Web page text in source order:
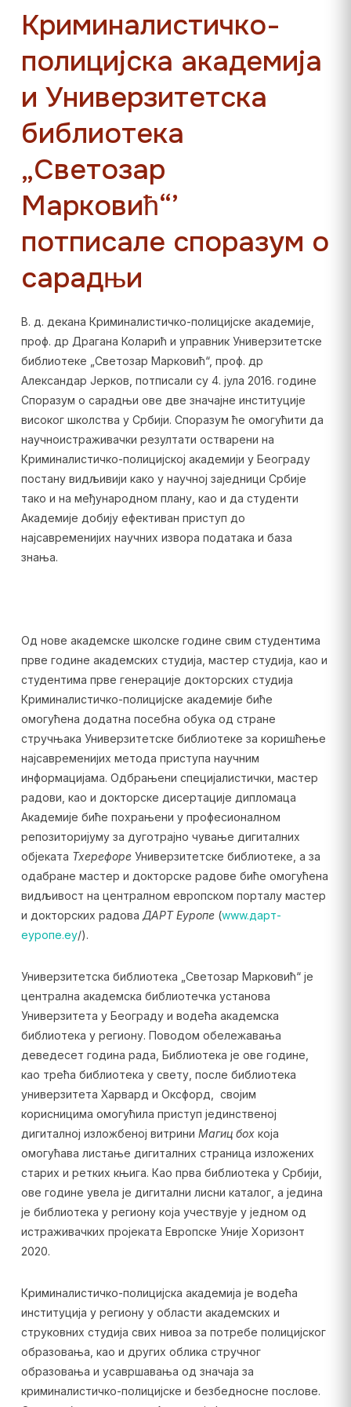
Криминалистичко-
полицијска академија
и Универзитетска
библиотека
„Светозар
Марковић“’
потписале споразум о
сарадњи
В. д. декана Криминалистичко-полицијске академије,
проф. др Драгана Коларић и управник Универзитетске
библиотеке „Светозар Марковић“, проф. др
Александар Јерков, потписали су 4. јула 2016. године
Споразум о сарадњи ове две значајне институције
високог школства у Србији. Споразум ће омогућити да
научноистраживачки резултати остварени на
Криминалистичко-полицијској академији у Београду
постану видљивији како у научној заједници Србије
тако и на међународном плану, као и да студенти
Академије добију ефективан приступ до
најсавременијих научних извора података и база
знања.
Од нове академске школске године свим студентима
прве године академских студија, мастер студија, као и
студентима прве генерације докторских студија
Криминалистичко-полицијске академије биће
омогућена додатна посебна обука од стране
стручњака Универзитетске библиотеке за коришћење
најсавременијих метода приступа научним
информацијама. Одбрањени специјалистички, мастер
радови, као и докторске дисертације дипломаца
Академије биће похрањени у професионалном
репозиторијуму за дуготрајно чување дигиталних
објеката ТхерефореУниверзитетске библиотеке, а за
одабране мастер и докторске радове биће омогућена
видљивост на централном европском порталу мастер
и докторских радова ДАРТЕуропе(www.дарт-
еуропе.еу/).
Универзитетска библиотека „Светозар Марковић“ је
централна академска библиотечка установа
Универзитета у Београду и водећа академска
библиотека у региону. Поводом обележавања
деведесет година рада, Библиотека је ове године,
као трећа библиотека у свету, после библиотека
универзитета Харвард и Оксфорд, својим
корисницима омогућила приступ јединственој
дигиталној изложбеној витрини Магиц боxкоја
омогућава листање дигиталних страница изложених
старих и ретких књига. Као прва библиотека у Србији,
ове године увела је дигитални лисни каталог, а једина
је библиотека у региону која учествује у једном од
истраживачких пројеката Европске Уније Хоризонт
2020.
Криминалистичко-полицијска академија је водећа
институција у региону у области академских и
струковних студија свих нивоа за потребе полицијског
образовања, као и других облика стручног
образовања и усавршавања од значаја за
криминалистичко-полицијске и безбедносне послове.